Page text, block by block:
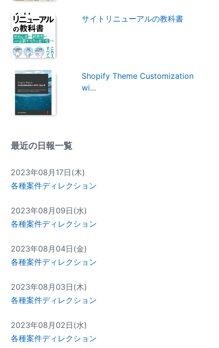
サイトリニューアルの教科書
Shopify Theme Customization
wi...
最近の日報一覧
2023年08月17日(木)
各種案件ディレクション
2023年08月09日(水)
各種案件ディレクション
2023年08月04日(金)
各種案件ディレクション
2023年08月03日(木)
各種案件ディレクション
2023年08月02日(水)
各種案件ディレクション